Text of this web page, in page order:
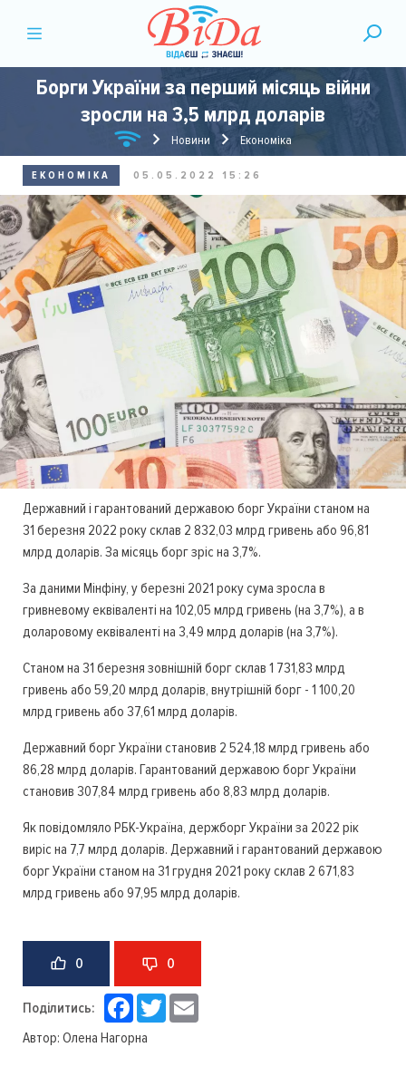
Борги України за перший місяць війни
зросли на 3,5 млрд доларів
Новини Економіка
ЕКОНОМІКА 05.05.2022 15:26
Державний і гарантований державою борг України станом на
31 березня 2022 року склав 2 832,03 млрд гривень або 96,81
млрд доларів. За місяць борг зріс на 3,7%.
За даними Мінфіну, у березні 2021 року сума зросла в
гривневому еквіваленті на 102,05 млрд гривень (на 3,7%), а в
доларовому еквіваленті на 3,49 млрд доларів (на 3,7%).
Станом на 31 березня зовнішній борг склав 1 731,83 млрд
гривень або 59,20 млрд доларів, внутрішній борг - 1 100,20
млрд гривень або 37,61 млрд доларів.
Державний борг України становив 2 524,18 млрд гривень або
86,28 млрд доларів. Гарантований державою борг України
становив 307,84 млрд гривень або 8,83 млрд доларів.
Як повідомляло РБК-Україна, держборг України за 2022 рік
виріс на 7,7 млрд доларів. Державний і гарантований державою
борг України станом на 31 грудня 2021 року склав 2 671,83
млрд гривень або 97,95 млрд доларів.
0 0
Поділитись: Facebook
Twitter
Автор: Олена Нагорна